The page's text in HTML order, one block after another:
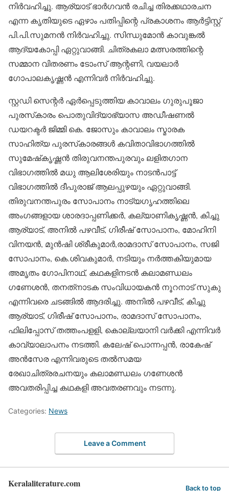
നിര്‍വഹിച്ചു. ആര്യാട് ഭാര്‍ഗവന്‍ രചിച്ച തിരക്കഥാരചന
എന്ന കൃതിയുടെ ഏഴാം പതിപ്പിന്റെ പ്രകാശനം ആര്‍ട്ടിസ്റ്റ്
പി.പി.സുമനന്‍ നിര്‍വഹിച്ചു. സിന്ധുമോന്‍ കാവുങ്കല്‍
ആദ്യകോപ്പി ഏറ്റുവാങ്ങി. ചിത്രകലാ മത്സരത്തിന്റെ
സമ്മാന വിതരണം ടോംസ് ആന്റണി, വയലാര്‍
ഗോപാലകൃഷ്ണന്‍ എന്നിവര്‍ നിര്‍വഹിച്ചു.
സ്റ്റഡി സെന്റര്‍ ഏര്‍പ്പെടുത്തിയ കാവാലം ഗുരുപൂജാ
പുരസ്‌കാരം പൊതുവിദ്യാഭ്യാസ അഡീഷണല്‍
ഡയറക്ടര്‍ ജിമ്മി കെ. ജോസും കാവാലം സ്മാരക
സാഹിത്യ പുരസ്‌കാരങ്ങള്‍ കവിതാവിഭാഗത്തില്‍
സുമേഷ്‌കൃഷ്ണന്‍ തിരുവനന്തപുരവും ലളിതഗാന
വിഭാഗത്തില്‍ മധു ആലിശേരിയും നാടന്‍പാട്ട്
വിഭാഗത്തില്‍ ദീപുരാജ് ആലപ്പുഴയും ഏറ്റുവാങ്ങി.
തിരുവനന്തപുരം സോപാനം നാട്യഗൃഹത്തിലെ
അംഗങ്ങളായ ശാരദാപ്പണിക്കര്‍, കല്യാണികൃഷ്ണന്‍, കിച്ചു
ആര്യാട്, അനില്‍ പഴവീട്, ഗിരീഷ് സോപാനം, മോഹിനി
വിനയന്‍, മുന്‍ഷി ശ്രീകുമാര്‍,രാമദാസ് സോപാനം, സജി
സോപാനം, കെ.ശിവകുമാര്‍, നടിയും നര്‍ത്തകിയുമായ
അമൃതം ഗോപിനാഥ്, കഥകളിനടന്‍ കലാമണ്ഡലം
ഗണേശന്‍, തനത്‌നാടക സംവിധായകന്‍ നൂറനാട് സുകു
എന്നിവരെ ചടങ്ങില്‍ ആദരിച്ചു. അനില്‍ പഴവീട്, കിച്ചു
ആര്യാട്, ഗിരീഷ് സോപാനം, രാമദാസ് സോപാനം,
ഫിലിപ്പോസ് തത്തംപളളി, കൊല്ലയാനി വര്‍ക്കി എന്നിവര്‍
കാവ്യാലാപനം നടത്തി. കലേഷ് പൊന്നപ്പന്‍, രാകേഷ്
അന്‍സേര എന്നിവരുടെ തല്‍സമയ
രേഖാചിത്രരചനയും കലാമണ്ഡലം ഗണേശന്‍
അവതരിപ്പിച്ച കഥകളി അവതരണവും നടന്നു.
Categories: News
Leave a Comment
Keralaliterature.com Back to top